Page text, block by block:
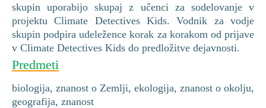
skupin uporabijo skupaj z učenci za sodelovanje v
projektu Climate Detectives Kids. Vodnik za vodje
skupin podpira udeležence korak za korakom od prijave
v Climate Detectives Kids do predložitve dejavnosti.
Predmeti
biologija, znanost o Zemlji, ekologija, znanost o okolju,
geografija, znanost